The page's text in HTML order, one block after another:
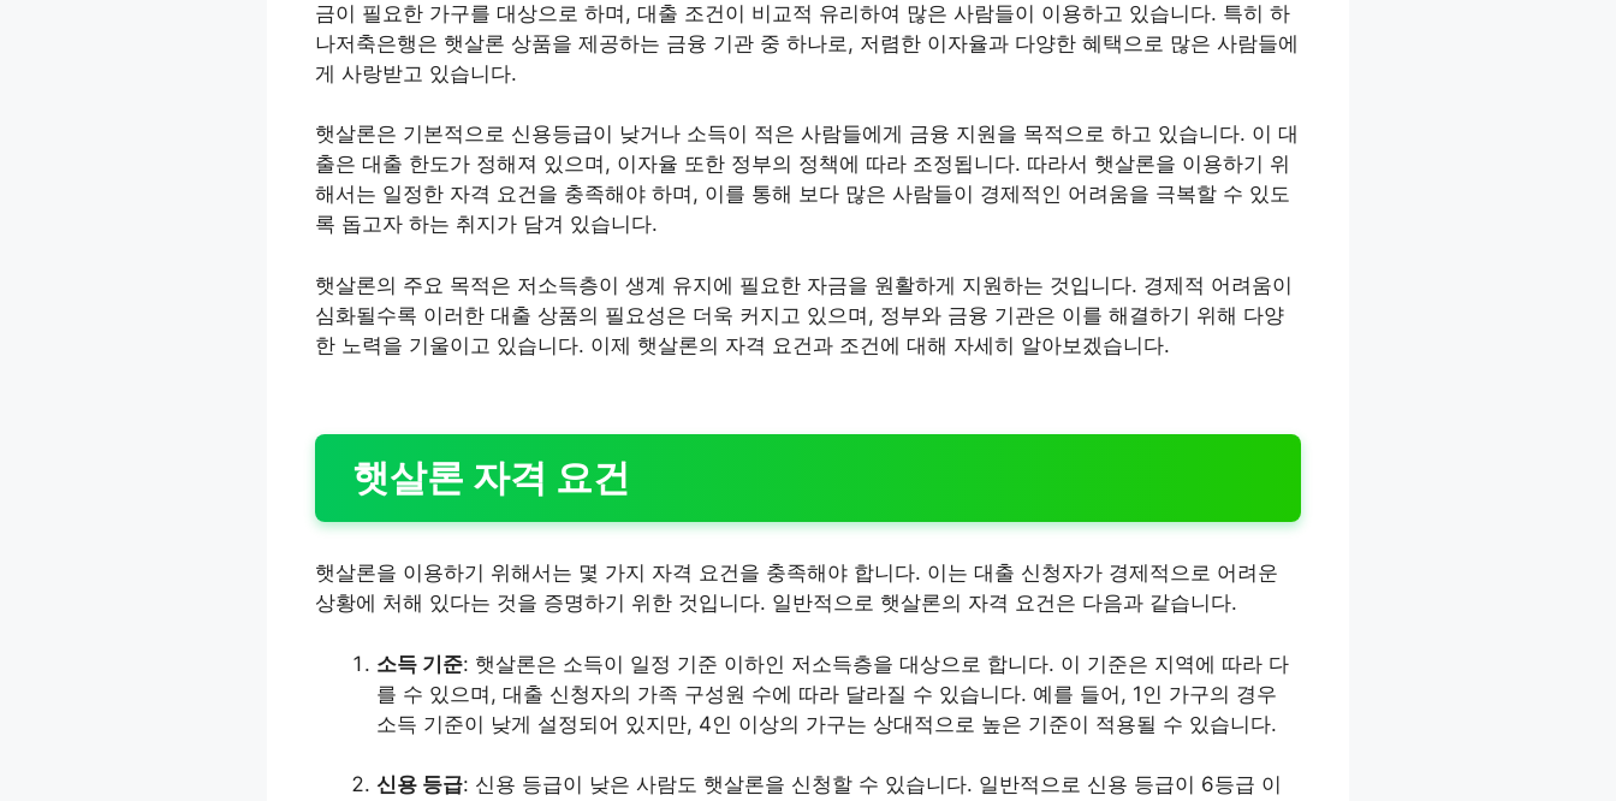
금이 필요한 가구를 대상으로 하며, 대출 조건이 비교적 유리하여 많은 사람들이 이용하고 있습니다. 특히 하
나저축은행은 햇살론 상품을 제공하는 금융 기관 중 하나로, 저렴한 이자율과 다양한 혜택으로 많은 사람들에
게 사랑받고 있습니다.
햇살론은 기본적으로 신용등급이 낮거나 소득이 적은 사람들에게 금융 지원을 목적으로 하고 있습니다. 이 대
출은 대출 한도가 정해져 있으며, 이자율 또한 정부의 정책에 따라 조정됩니다. 따라서 햇살론을 이용하기 위
해서는 일정한 자격 요건을 충족해야 하며, 이를 통해 보다 많은 사람들이 경제적인 어려움을 극복할 수 있도
록 돕고자 하는 취지가 담겨 있습니다.
햇살론의 주요 목적은 저소득층이 생계 유지에 필요한 자금을 원활하게 지원하는 것입니다. 경제적 어려움이
심화될수록 이러한 대출 상품의 필요성은 더욱 커지고 있으며, 정부와 금융 기관은 이를 해결하기 위해 다양
한 노력을 기울이고 있습니다. 이제 햇살론의 자격 요건과 조건에 대해 자세히 알아보겠습니다.
햇살론 자격 요건
햇살론을 이용하기 위해서는 몇 가지 자격 요건을 충족해야 합니다. 이는 대출 신청자가 경제적으로 어려운
상황에 처해 있다는 것을 증명하기 위한 것입니다. 일반적으로 햇살론의 자격 요건은 다음과 같습니다.
소득 기준: 햇살론은 소득이 일정 기준 이하인 저소득층을 대상으로 합니다. 이 기준은 지역에 따라 다
를 수 있으며, 대출 신청자의 가족 구성원 수에 따라 달라질 수 있습니다. 예를 들어, 1인 가구의 경우
소득 기준이 낮게 설정되어 있지만, 4인 이상의 가구는 상대적으로 높은 기준이 적용될 수 있습니다.
신용 등급: 신용 등급이 낮은 사람도 햇살론을 신청할 수 있습니다. 일반적으로 신용 등급이 6등급 이